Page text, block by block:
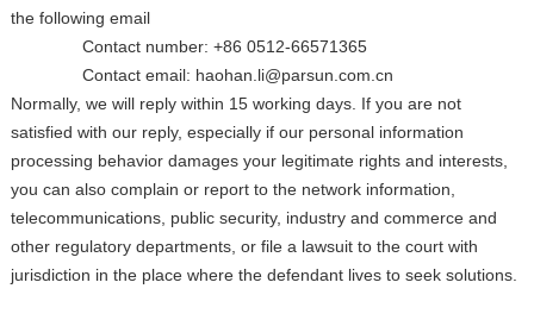
the following email
Contact number: +86 0512-66571365
Contact email: haohan.li@parsun.com.cn
Normally, we will reply within 15 working days. If you are not
satisfied with our reply, especially if our personal information
processing behavior damages your legitimate rights and interests,
you can also complain or report to the network information,
telecommunications, public security, industry and commerce and
other regulatory departments, or file a lawsuit to the court with
jurisdiction in the place where the defendant lives to seek solutions.